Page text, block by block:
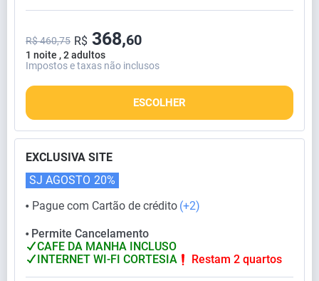
1 noite , 2 adultos
R$ 460,75 R$ 368,60
Impostos e taxas não inclusos
ESCOLHER
EXCLUSIVA SITE
⬤ Pague com Cartão de crédito (+2)
SJ AGOSTO 20%
⬤
Permite Cancelamento
CAFE DA MANHA INCLUSO
INTERNET WI-FI CORTESIA
Restam 2 quartos